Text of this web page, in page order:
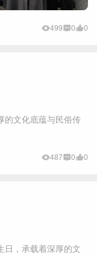
499 0 0
文化底蕴与民俗传
487 0 0
，承载着深厚的文